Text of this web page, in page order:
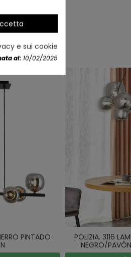
PINTADO
POLIZIA. 3116
NEGRO/
e sui cookie
al: 10/02/2025